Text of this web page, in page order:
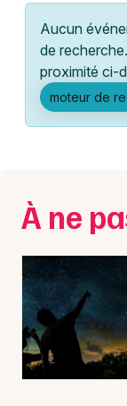
Grands
Activité &
Spectacles
Concerts
Sports
Soirées
Sorties
Lille
Lyon
Marseille
Nantes
Nice
Paris
Strasbourg
Toulouse
Aucun
de
proximité ci-
moteur de
À ne
Quand ?